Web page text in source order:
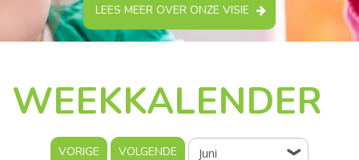
LEES MEER OVER ONZE VISIE
WEEKKALENDER